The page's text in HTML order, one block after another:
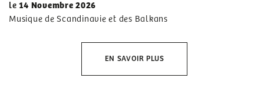
le14 Novembre 2026
Musique de Scandinavie et des Balkans
EN SAVOIR PLUS